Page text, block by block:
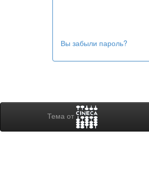
Вы забыли пароль?
Тема от